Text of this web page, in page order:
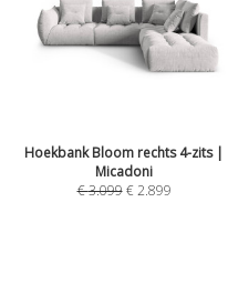
Hoekbank Bloom rechts 4-zits |
Micadoni
€3.099 €2.899